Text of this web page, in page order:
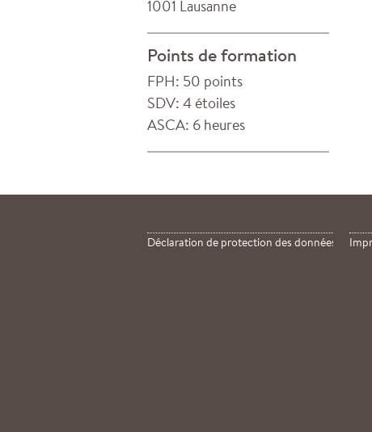
1001 Lausanne
Points de formation
FPH: 50 points
SDV: 4 étoiles
ASCA: 6 heures
Déclaration de protection des données